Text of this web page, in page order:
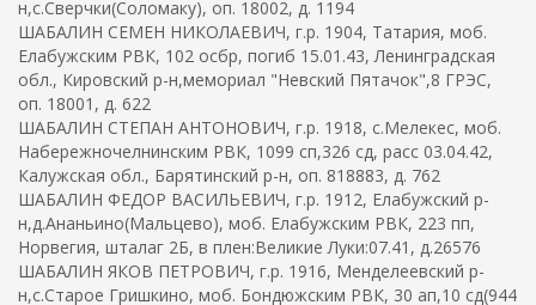
н,с.Сверчки(Соломаку), оп. 18002, д. 1194
ШАБАЛИН СЕМЕН НИКОЛАЕВИЧ, г.р. 1904, Татария, моб.
Елабужским РВК, 102 осбр, погиб 15.01.43, Ленинградская
обл., Кировский р-н,мемориал "Невский Пятачок",8 ГРЭС,
оп. 18001, д. 622
ШАБАЛИН СТЕПАН АНТОНОВИЧ, г.р. 1918, с.Мелекес, моб.
Набережночелнинским РВК, 1099 сп,326 сд, расс 03.04.42,
Калужская обл., Барятинский р-н, оп. 818883, д. 762
ШАБАЛИН ФЕДОР ВАСИЛЬЕВИЧ, г.р. 1912, Елабужский р-
н,д.Ананьино(Мальцево), моб. Елабужским РВК, 223 пп,
Норвегия, шталаг 2Б, в плен:Великие Луки:07.41, д.26576
ШАБАЛИН ЯКОВ ПЕТРОВИЧ, г.р. 1916, Менделеевский р-
н,с.Старое Гришкино, моб. Бондюжским РВК, 30 ап,10 сд(944